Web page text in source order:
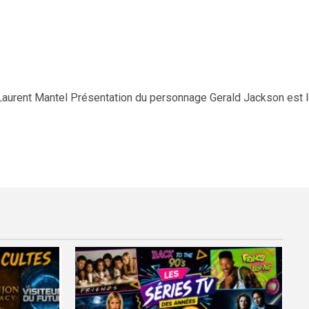
Mantel Présentation du personnage Gerald Jackson